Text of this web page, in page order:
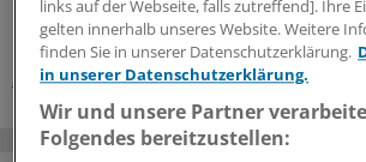
Schlagworte:
Sachsen Prävention Corona Impfen
links auf der Webseite, falls zutreffend]. Ihre
gelten innerhalb unseres Website. Weitere
finden Sie in unserer Datenschutzerklärung.
in unserer Datenschutzerklärung.
Wir und unsere Partner
Folgendes bereitzustellen: